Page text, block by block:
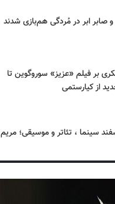
و صابر ابر در مُردگی هم‌بازی شدند
بر فیلم «عزیز» سوروگوین تا
از کیارستمی
۲۴ اسفند سینما ، تئاتر و موسیقی؛ مریم